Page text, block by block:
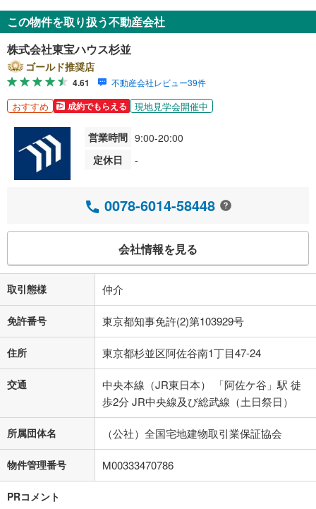
この物件を取り扱う不動産会社
株式会社東宝ハウス杉並
ゴールド推奨店
4.61 不動産会社レビュー39件
おすすめ 成約でもらえる 現地見学会開催中
営業時間 9:00-20:00
定休日
-
0078-6014-58448
会社情報を見る
取引態様 仲介
免許番号 東京都知事免許(2)第103929号
住所 東京都杉並区阿佐谷南1丁目47-24
交通
中央本線（JR東日本） 「阿佐ケ谷」駅 徒
歩2分 JR中央線及び総武線（土日祭日）
所属団体名 （公社）全国宅地建物取引業保証協会
物件管理番号 M00333470786
PRコメント